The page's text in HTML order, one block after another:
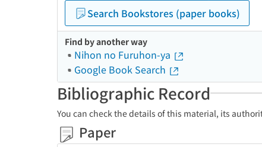
Search Bookstores (paper books)
Find by another way
Nihon no Furuhon-ya
Google Book Search
Bibliographic Record
You can check the details of this material, its
Paper